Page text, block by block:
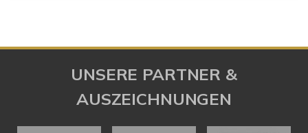
UNSERE PARTNER &
AUSZEICHNUNGEN